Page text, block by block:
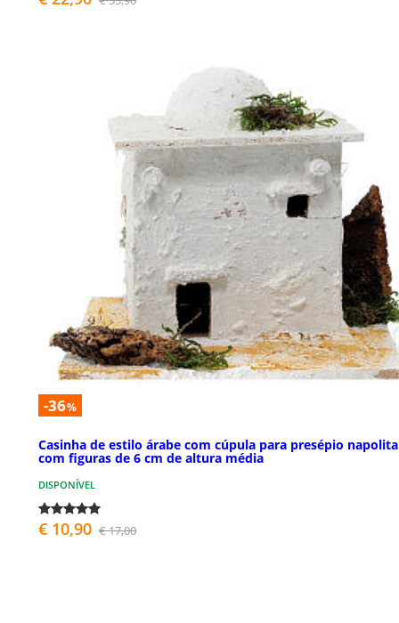
-36%
Casinha de estilo árabe com cúpula para presépio
com figuras de 6 cm de altura média
DISPONÍVEL
€ 10,90 € 17,00